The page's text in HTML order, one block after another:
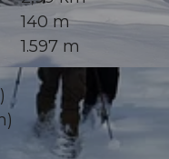
140 m
1.597 m